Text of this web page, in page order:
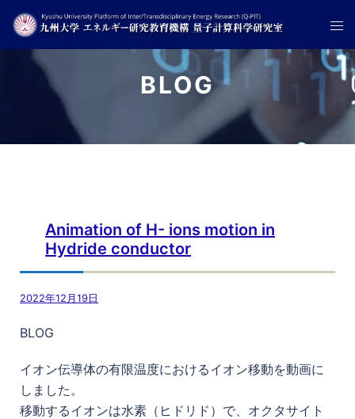
BLOG
BLOG
Animation of H- ions motion in
Hydride conductor
2022年12月19日
BLOG
イオン伝導体の有限温度におけるイオン移動を動画に
しました。
移動するイオンは水素（ヒドリド）で、オクタサイト